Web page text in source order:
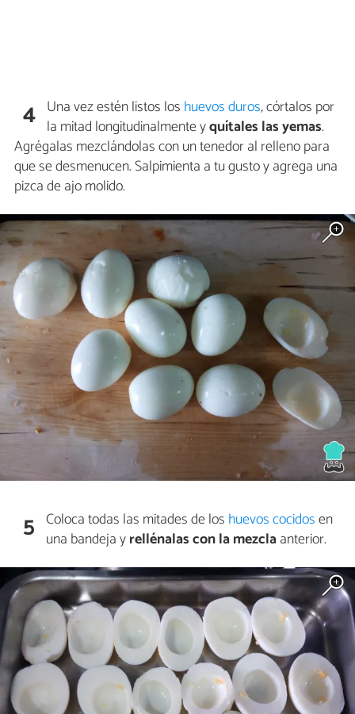
4 Una vez estén listos los huevos duros, córtalos por
la mitad longitudinalmente yquítales las yemas.
Agrégalas mezclándolas con un tenedor al relleno para
que se desmenucen. Salpimienta a tu gusto y agrega una
pizca de ajo molido.
5 Coloca todas las mitades de los huevos cocidosen
una bandeja yrellénalas con la mezclaanterior.